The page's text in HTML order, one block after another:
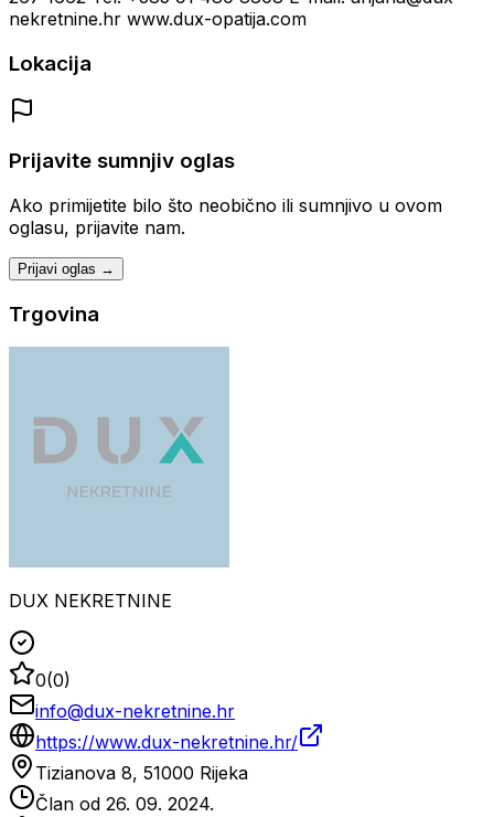
nekretnine.hr www.dux-opatija.com
Lokacija
Prijavite sumnjiv oglas
Ako primijetite bilo što neobično ili sumnjivo u ovom
oglasu, prijavite nam.
Prijavi oglas →
Trgovina
DUX NEKRETNINE
0(0)
info@dux-nekretnine.hr
https://www.dux-nekretnine.hr/
Tizianova 8, 51000 Rijeka
Član od 26. 09. 2024.